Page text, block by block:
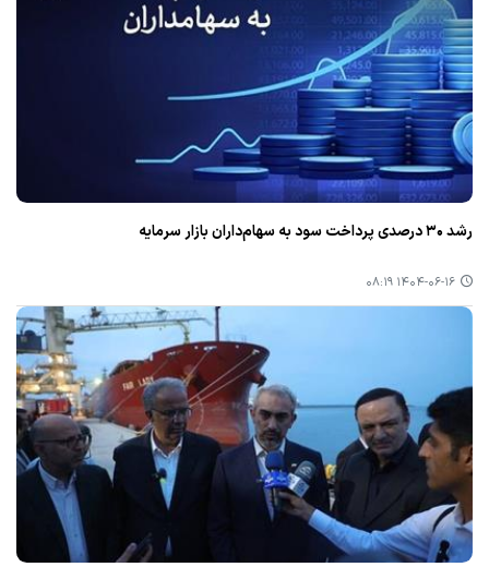
رشد ۳۰ درصدی پرداخت سود به سهام‌داران بازار سرمایه
۱۴۰۴-۰۶-۱۶ ۰۸:۱۹